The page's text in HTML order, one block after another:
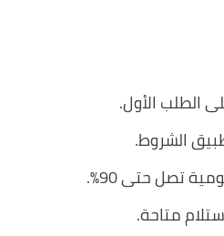
الشروط.
تصل حتى 90%.
متاحة.